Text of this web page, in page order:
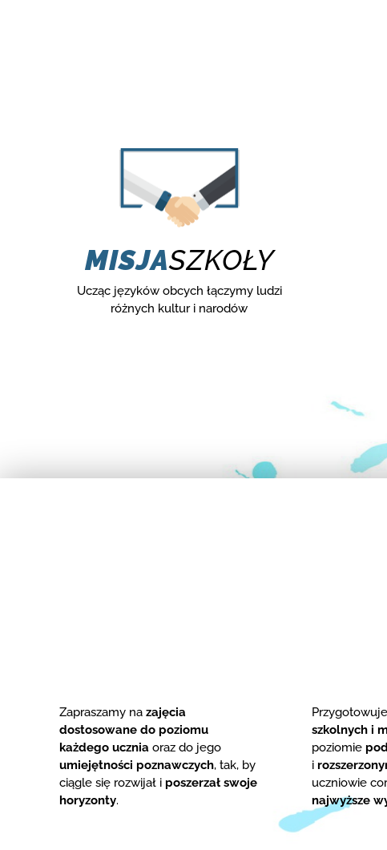
MISJASZKOŁY
Ucząc języków obcych łączymy ludzi
różnych kultur i narodów
Zapraszamy nazajęcia
dostosowane do poziomu
każdego ucznia oraz do jego
umiejętności poznawczych, tak, by
ciągle się rozwijał i poszerzał swoje
horyzonty.
szkolnych i
poziomie
i
uczniowie
najwyższe